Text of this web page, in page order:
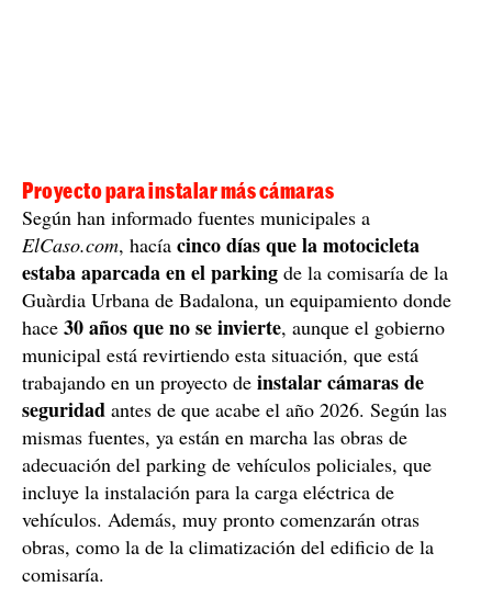
Proyecto para instalar más cámaras
Según han informado fuentes municipales a
ElCaso.com, hacía cinco días que la motocicleta
estaba aparcada en el parking de la comisaría de la
Guàrdia Urbana de Badalona, un equipamiento donde
hace 30 años que no se invierte, aunque el gobierno
municipal está revirtiendo esta situación, que está
trabajando en un proyecto de instalar cámaras de
seguridad antes de que acabe el año 2026. Según las
mismas fuentes, ya están en marcha las obras de
adecuación del parking de vehículos policiales, que
incluye la instalación para la carga eléctrica de
vehículos. Además, muy pronto comenzarán otras
obras, como la de la climatización del edificio de la
comisaría.